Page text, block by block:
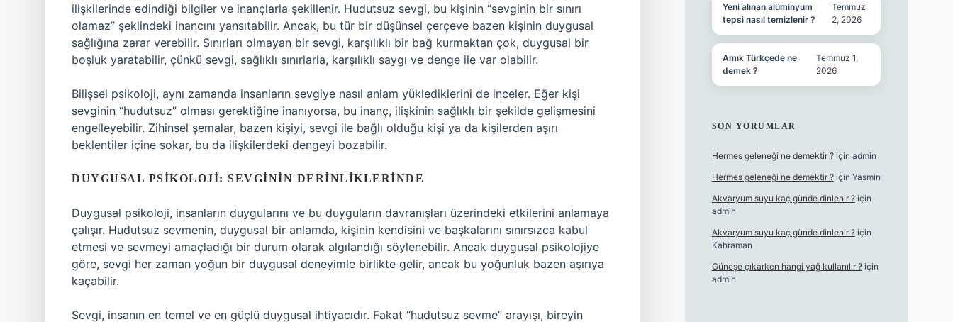
ilişkilerinde edindiği bilgiler ve inançlarla şekillenir. Hudutsuz sevgi, bu kişinin “sevginin bir sınırı
olamaz” şeklindeki inancını yansıtabilir. Ancak, bu tür bir düşünsel çerçeve bazen kişinin duygusal
sağlığına zarar verebilir. Sınırları olmayan bir sevgi, karşılıklı bir bağ kurmaktan çok, duygusal bir
boşluk yaratabilir, çünkü sevgi, sağlıklı sınırlarla, karşılıklı saygı ve denge ile var olabilir.
Bilişsel psikoloji, aynı zamanda insanların sevgiye nasıl anlam yüklediklerini de inceler. Eğer kişi
sevginin “hudutsuz” olması gerektiğine inanıyorsa, bu inanç, ilişkinin sağlıklı bir şekilde gelişmesini
engelleyebilir. Zihinsel şemalar, bazen kişiyi, sevgi ile bağlı olduğu kişi ya da kişilerden aşırı
beklentiler içine sokar, bu da ilişkilerdeki dengeyi bozabilir.
DUYGUSAL PSIKOLOJI: SEVGININ DERINLIKLERINDE
Duygusal psikoloji, insanların duygularını ve bu duyguların davranışları üzerindeki etkilerini anlamaya
çalışır. Hudutsuz sevmenin, duygusal bir anlamda, kişinin kendisini ve başkalarını sınırsızca kabul
etmesi ve sevmeyi amaçladığı bir durum olarak algılandığı söylenebilir. Ancak duygusal psikolojiye
göre, sevgi her zaman yoğun bir duygusal deneyimle birlikte gelir, ancak bu yoğunluk bazen aşırıya
kaçabilir.
Sevgi, insanın en temel ve en güçlü duygusal ihtiyacıdır. Fakat “hudutsuz sevme” arayışı, bireyin
Yeni alınan alüminyum
tepsi nasıl temizlenir ?
Temmuz
2, 2026
Amık Türkçede ne
demek ?
Temmuz 1,
2026
SON YORUMLAR
Hermes geleneği ne demektir ?için admin
Hermes geleneği ne demektir ?için Yasmin
Akvaryum suyu kaç günde dinlenir ?için
admin
Akvaryum suyu kaç günde dinlenir ?için
Kahraman
Güneşe çıkarken hangi yağ kullanılır ?için
admin